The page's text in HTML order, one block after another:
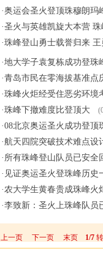
·奥运会圣火登顶珠穆朗玛
·圣火与英雄凯旋大本营
·珠峰登山勇士载誉归来
·地大学子袁复栋成功登珠
·青岛市民在零海拔基准点
·珠峰火炬经受住恶劣环境
·珠峰下撤难度比登顶大
·08北京奥运圣火成功登顶
·航天四院突破技术难点设
· 所有珠峰登山队员已安全
· 见证奥运圣火登珠峰历史
·农大学生黄春贵成珠峰火
·李致新：圣火上珠峰队员
上一页 下一页 末页 1/7转